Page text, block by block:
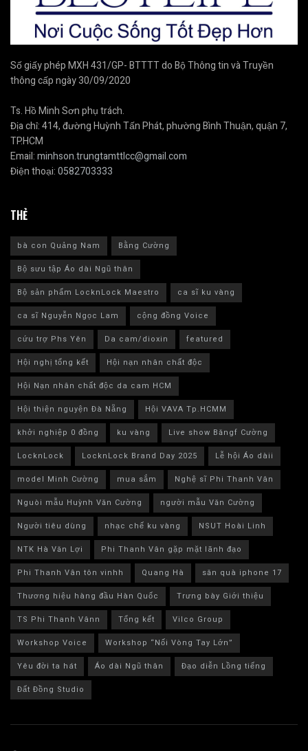
Số giấy phép MXH 431/GP- BTTTT do Bộ Thông tin và Truyền
thông cấp ngày 30/09/2020
Ts. Hồ Minh Sơn phụ trách.
Địa chỉ: 414, đường Huỳnh Tấn Phát, phường Bình Thuận, quận 7,
TP.HCM
Email:minhson.trungtamttlcc@gmail.com
Điện thoại:0582703333
THẺ
bà con Quảng Nam
Bằng Cường
Bộ sưu tập Áo dài Ngũ thân
Bộ sản phẩm LocknLock Maestro
ca sĩ ku vàng
ca sĩ Nguyễn Ngọc Lam
cộng đồng Voice
cứu trợ Phs Yên
Da cam/dioxin
featured
Hội nghị tổng kết
Hội nạn nhân chất độc
Hội Nạn nhân chất độc da cam HCM
Hội thiện nguyện Đà Nẵng
Hội VAVA Tp.HCMM
khởi nghiệp 0 đồng
ku vàng
Live show Băngf Cường
LocknLock
LocknLock Brand Day 2025
Lễ hội Áo dàii
model Minh Cường
mua sắm
Nghệ sĩ Phi Thanh Vân
Nguòi mẫu Huỳnh Văn Cường
người mẫu Văn Cường
Người tiêu dùng
nhạc chế ku vàng
NSUT Hoài Linh
NTK Hà Văn Lợi
Phi Thanh Vân gặp mặt lãnh đạo
Phi Thanh Vân tôn vinhh
Quang Hà
săn quà iphone 17
Thương hiệu hàng đầu Hàn Quốc
Trưng bày Giới thiệu
TS Phi Thanh Vânn
Tổng kết
Vilco Group
Workshop Voice
Workshop “Nối Vòng Tay Lớn”
Yêu đời ta hát
Áo dài Ngũ thân
Đạo diễn Lồng tiếng
Đất Đồng Studio